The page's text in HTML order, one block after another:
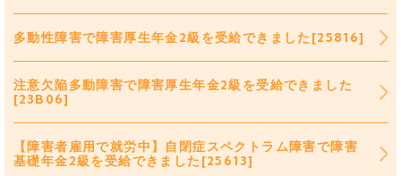
多動性障害で障害厚生年金2級を受給できました[25816]
注意欠陥多動障害で障害厚生年金2級を受給できました
[23B06]
【障害者雇用で就労中】自閉症スペクトラム障害で障害
基礎年金2級を受給できました[25613]